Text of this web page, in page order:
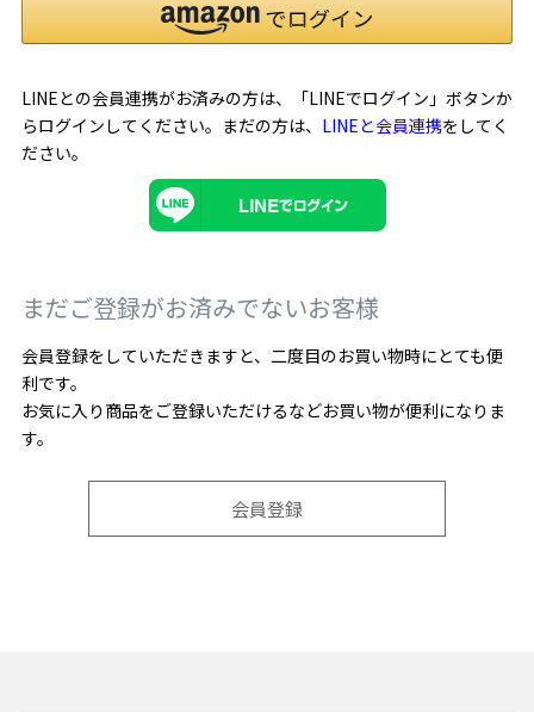
LINEとの会員連携がお済みの方は、「LINEでログイン」ボタンか
らログインしてください。まだの方は、 LINEと会員連携をしてく
ださい。
まだご登録がお済みでないお客様
会員登録をしていただきますと、二度目のお買い物時にとても便
利です。
お気に入り商品をご登録いただけるなどお買い物が便利になりま
す。
会員登録